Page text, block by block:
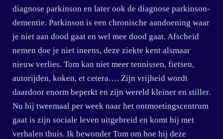
diagnose parkinson en later ook de diagnose parkinson-
dementie. Parkinson is een chronische aandoening waar
je niet aan dood gaat en wel mee dood gaat. Afscheid
nemen doe je niet ineens, deze ziekte kent alsmaar
nieuw verlies. Tom kan niet meer tennissen, fietsen,
autorijden, koken, et cetera…. Zijn vrijheid wordt
daardoor enorm beperkt en zijn wereld kleiner en stiller.
Nu hij tweemaal per week naar het ontmoetingscentrum
gaat is zijn sociale leven uitgebreid en komt hij met
verhalen thuis. Ik bewonder Tom om hoe hij deze